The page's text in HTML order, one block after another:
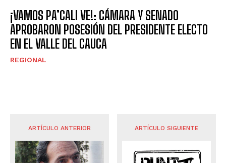
¡VAMOS PA’CALI VE!: CÁMARA Y SENADO
APROBARON POSESIÓN DEL PRESIDENTE ELECTO
EN EL VALLE DEL CAUCA
REGIONAL
ARTÍCULO ANTERIOR ARTÍCULO SIGUIENTE